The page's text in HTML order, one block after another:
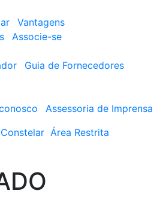
Vantagens
Associe-se
Guia de Fornecedores
Assessoria de Imprensa
Constelar Área Restrita